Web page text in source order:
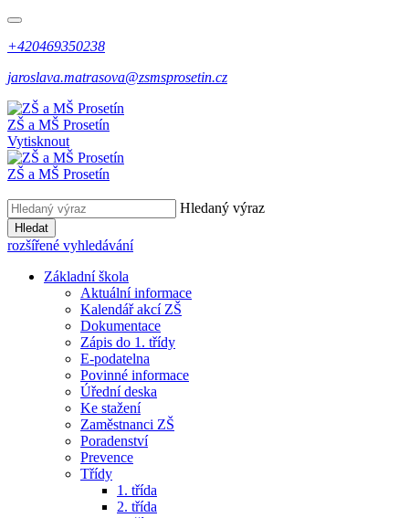
+420469350238
jaroslava.matrasova@zsmsprosetin.cz
ZŠ a MŠ Prosetín
Vytisknout
ZŠ a MŠ Prosetín
Hledaný výraz
Hledat
rozšířené vyhledávání
Základní škola
Aktuální informace
Kalendář akcí ZŠ
Dokumentace
Zápis do 1. třídy
E-podatelna
Povinné informace
Úřední deska
Ke stažení
Zaměstnanci ZŠ
Poradenství
Prevence
Třídy
1. třída
2. třída